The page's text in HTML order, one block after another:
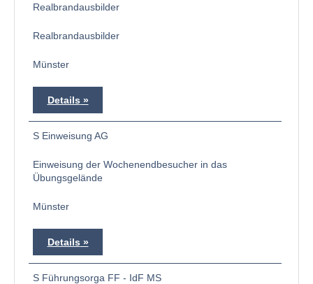
Realbrandausbilder
Realbrandausbilder
Münster
Details
S Einweisung AG
Einweisung der Wochenendbesucher in das
Übungsgelände
Münster
Details
S Führungsorga FF - IdF MS